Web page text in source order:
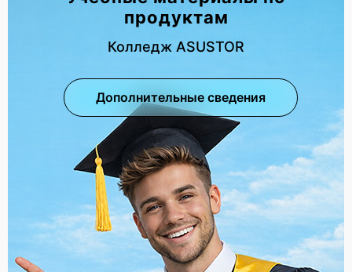
продуктам
Колледж ASUSTOR
Дополнительные сведения